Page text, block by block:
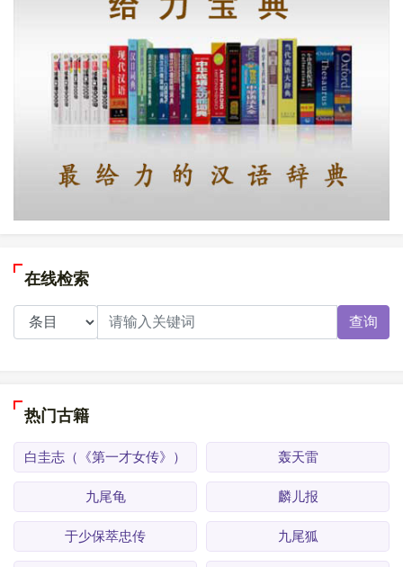
在线检索
查询
热门古籍
白圭志（《第一才女传》） 轰天雷
九尾龟 麟儿报
于少保萃忠传 九尾狐